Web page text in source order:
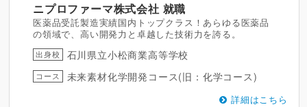
ニプロファーマ株式会社 就職
医薬品受託製造実績国内トップクラス！あらゆる医薬品
の領域で、高い開発力と卓越した技術力を誇る。
出身校 石川県立小松商業高等学校
コース 未来素材化学開発コース(旧：化学コース)
詳細はこちら